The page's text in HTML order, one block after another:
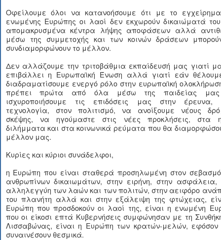
Οφείλουμε όλοι να κατανοήσουμε ότι με το
ενωμένης Ευρώπης οι λαοί δεν εκχωρούν δικαιώματά
απομακρυσμένα κέντρα λήψης αποφάσεων αλλά
μέσω της συμμετοχής και των κοινών δράσεων
συνδιαμορφώνουν το μέλλον.
Δεν αλλάζουμε την τριτοβάθμια εκπαίδευσή μας γιατί
επιβάλλει η Ευρωπαϊκή Ένωση αλλά γιατί εάν
διαδραματίσουμε ενεργό ρόλο στην ευρωπαϊκή
πρέπει πρώτα από όλα μέσω της παιδείας
ισχυροποιήσουμε τις επιδόσεις μας στην έρευνα,
τεχνολογία, στον πολιτισμό, να ανοίξουμε νέους
σκέψης, να ηγούμαστε στις νέες προκλήσεις, στα
διλήμματα και στα κοινωνικά ρεύματα που θα
μέλλον μας.
Κυρίες και κύριοι συνάδελφοι,
η Ευρώπη που είναι σταθερά προσηλωμένη στον
ανθρωπίνων δικαιωμάτων, στην ειρήνη, στην ασφάλεια,
αλληλεγγύη των λαών και των πολιτών, στην αειφόρο
του πλανήτη αλλά και στην εξάλειψη της φτώχειας,
Ευρώπη που προσδοκούν οι λαοί της, είναι η ενωμένη
που οι είκοσι επτά Κυβερνήσεις συμφώνησαν με τη
Λισσαβώνας, είναι η Ευρώπη των κρατών-μελών, εφόσον
συναινέσουν θεσμικά.